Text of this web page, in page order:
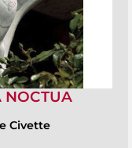
Civette